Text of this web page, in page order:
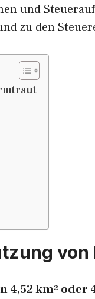
und
zu den
4,52 km²